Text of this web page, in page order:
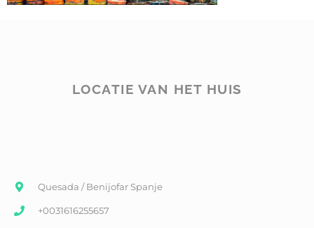
LOCATIE VAN HET HUIS
Quesada / Benijofar Spanje
+0031616255657